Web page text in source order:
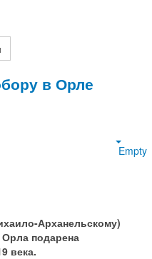
в Орле
Empty
Арханельскому)
подарена
века.